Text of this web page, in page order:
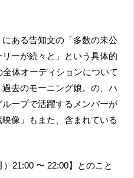
ーが続々と」という具体的
体オーディションについて
去のモーニング娘。の、ハ
ープで活躍するメンバーが
像」もまた、含まれている